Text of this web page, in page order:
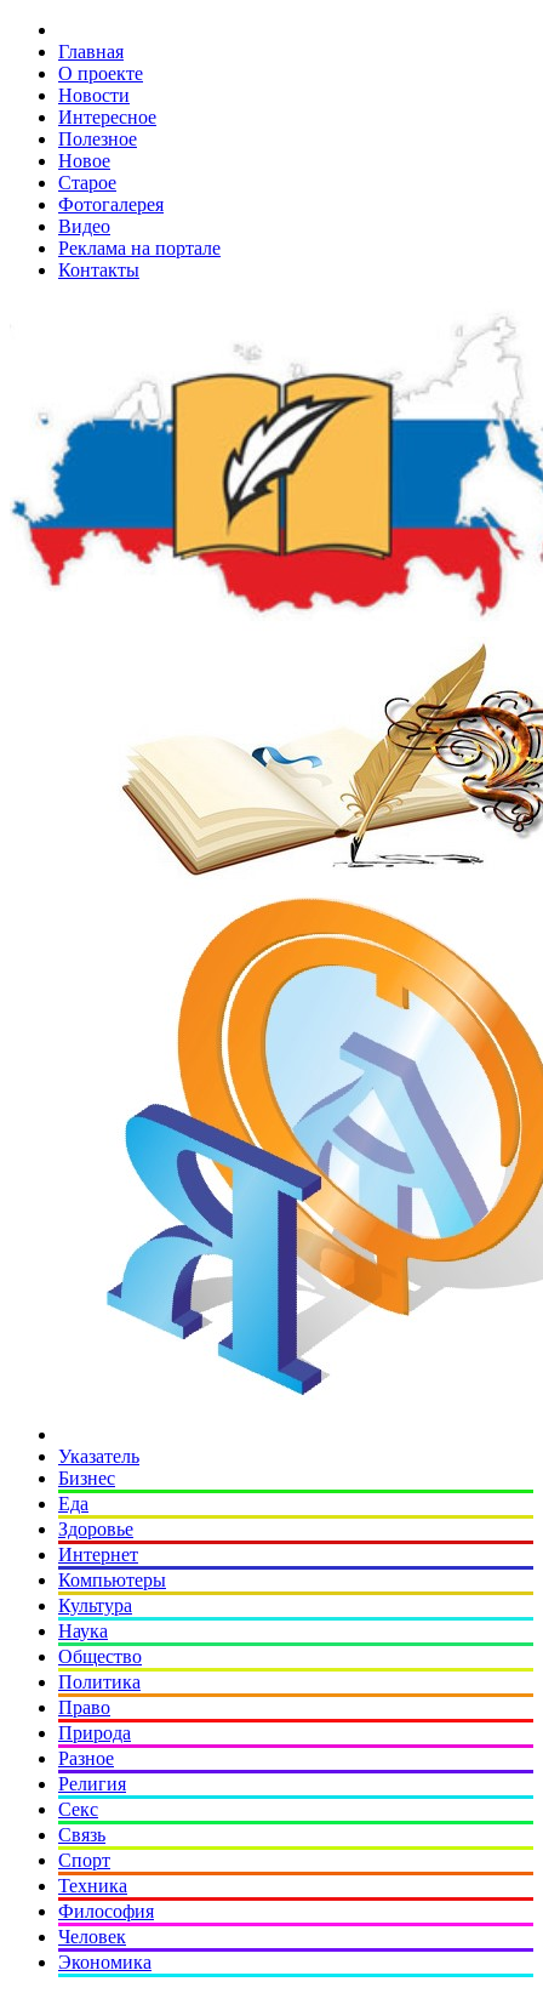
Главная
О проекте
Новости
Интересное
Полезное
Новое
Старое
Фотогалерея
Видео
Реклама на портале
Контакты
Указатель
Бизнес
Еда
Здоровье
Интернет
Компьютеры
Культура
Наука
Общество
Политика
Право
Природа
Разное
Религия
Секс
Связь
Спорт
Техника
Философия
Человек
Экономика